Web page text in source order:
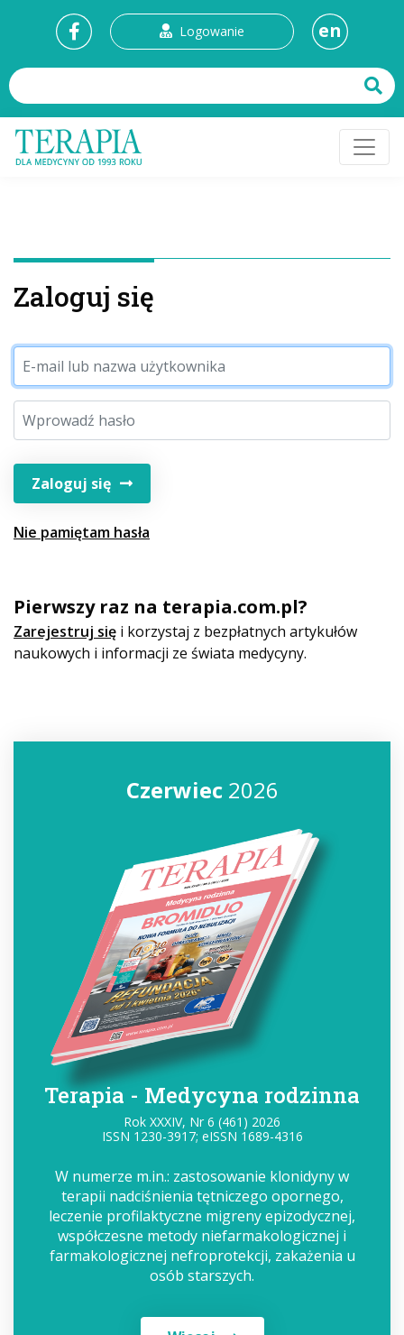
Logowanie en
Zaloguj się
Zaloguj się
Nie pamiętam hasła
Pierwszy raz na terapia.com.pl?
Zarejestruj się i korzystaj z bezpłatnych artykułów
naukowych i informacji ze świata medycyny.
Czerwiec2026
Terapia - Medycyna rodzinna
Rok XXXIV, Nr 6 (461) 2026
ISSN 1230-3917; eISSN 1689-4316
W numerze m.in.: zastosowanie klonidyny w
terapii nadciśnienia tętniczego opornego,
leczenie profilaktyczne migreny epizodycznej,
współczesne metody niefarmakologicznej i
farmakologicznej nefroprotekcji, zakażenia u
osób starszych.